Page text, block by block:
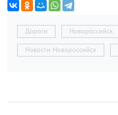
Дороги Новороссийск
Новости Новороссийск